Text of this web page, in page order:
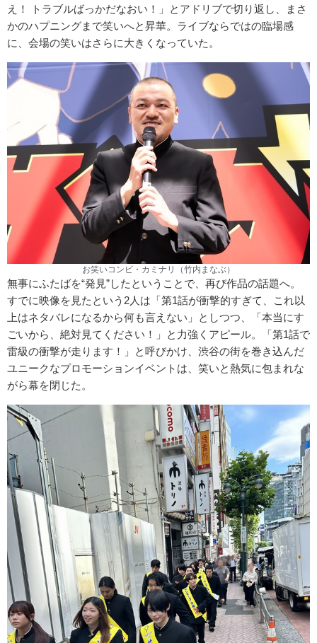
え！ トラブルばっかだなおい！」とアドリブで切り返し、まさ
かのハプニングまで笑いへと昇華。ライブならではの臨場感
に、会場の笑いはさらに大きくなっていた。
お笑いコンビ・カミナリ（竹内まなぶ）
無事にふたばを“発見”したということで、再び作品の話題へ。
すでに映像を見たという2人は「第1話が衝撃的すぎて、これ以
上はネタバレになるから何も言えない」としつつ、「本当にす
ごいから、絶対見てください！」と力強くアピール。「第1話で
雷級の衝撃が走ります！」と呼びかけ、渋谷の街を巻き込んだ
ユニークなプロモーションイベントは、笑いと熱気に包まれな
がら幕を閉じた。